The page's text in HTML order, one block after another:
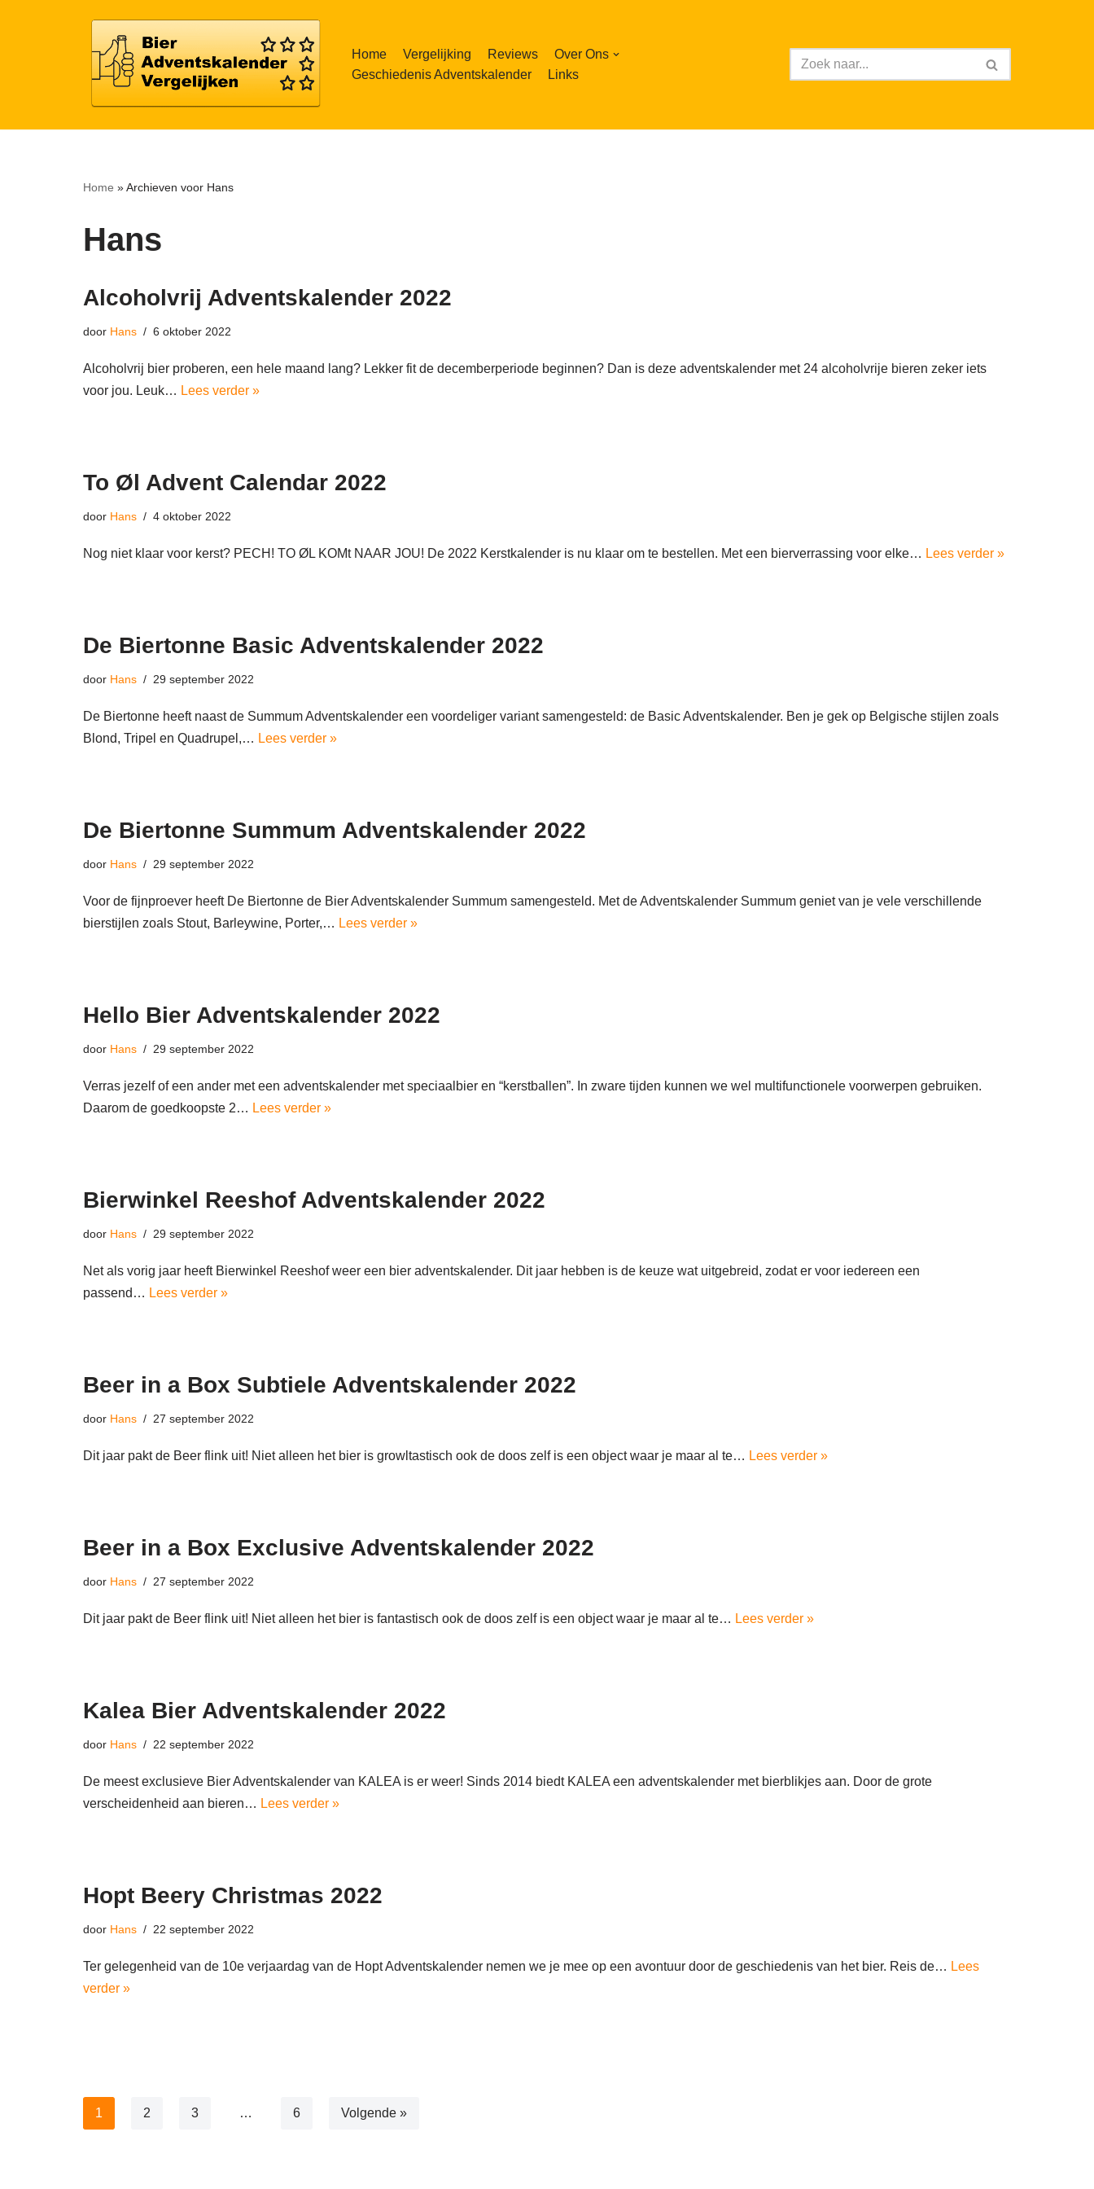
Home Vergelijking Reviews
Over Ons
Geschiedenis Adventskalender
Links
Home »Archieven voor Hans
Hans
Alcoholvrij Adventskalender 2022
door Hans 6 oktober 2022
Alcoholvrij bier proberen, een hele maand lang? Lekker fit de decemberperiode beginnen? Dan is deze adventskalender met 24 alcoholvrije bieren zeker iets
voor jou. Leuk… Lees verder »
To Øl Advent Calendar 2022
door Hans 4 oktober 2022
Nog niet klaar voor kerst? PECH! TO ØL KOMt NAAR JOU! De 2022 Kerstkalender is nu klaar om te bestellen. Met een bierverrassing voor elke… Lees verder »
De Biertonne Basic Adventskalender 2022
door Hans 29 september 2022
De Biertonne heeft naast de Summum Adventskalender een voordeliger variant samengesteld: de Basic Adventskalender. Ben je gek op Belgische stijlen zoals
Blond, Tripel en Quadrupel,… Lees verder »
De Biertonne Summum Adventskalender 2022
door Hans 29 september 2022
Voor de fijnproever heeft De Biertonne de Bier Adventskalender Summum samengesteld. Met de Adventskalender Summum geniet van je vele verschillende
bierstijlen zoals Stout, Barleywine, Porter,… Lees verder »
Hello Bier Adventskalender 2022
door Hans 29 september 2022
Verras jezelf of een ander met een adventskalender met speciaalbier en “kerstballen”. In zware tijden kunnen we wel multifunctionele voorwerpen gebruiken.
Daarom de goedkoopste 2… Lees verder »
Bierwinkel Reeshof Adventskalender 2022
door Hans 29 september 2022
Net als vorig jaar heeft Bierwinkel Reeshof weer een bier adventskalender. Dit jaar hebben is de keuze wat uitgebreid, zodat er voor iedereen een
passend… Lees verder »
Beer in a Box Subtiele Adventskalender 2022
door Hans 27 september 2022
Dit jaar pakt de Beer flink uit! Niet alleen het bier is growltastisch ook de doos zelf is een object waar je maar al te… Lees verder »
Beer in a Box Exclusive Adventskalender 2022
door Hans 27 september 2022
Dit jaar pakt de Beer flink uit! Niet alleen het bier is fantastisch ook de doos zelf is een object waar je maar al te… Lees verder »
Kalea Bier Adventskalender 2022
door Hans 22 september 2022
De meest exclusieve Bier Adventskalender van KALEA is er weer! Sinds 2014 biedt KALEA een adventskalender met bierblikjes aan. Door de grote
verscheidenheid aan bieren… Lees verder »
Hopt Beery Christmas 2022
door Hans 22 september 2022
Ter gelegenheid van de 10e verjaardag van de Hopt Adventskalender nemen we je mee op een avontuur door de geschiedenis van het bier. Reis de… Lees
verder »
1 2 3 … 6 Volgende »